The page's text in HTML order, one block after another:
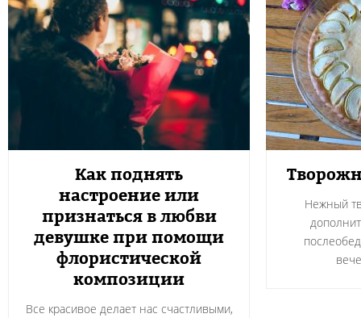
Как поднять
настроение или
признаться в любви
девушке при помощи
флористической
композиции
Все красивое делает нас счастливыми,
Нежный